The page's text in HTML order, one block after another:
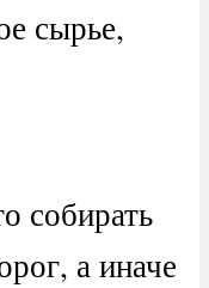
сырье,
собирать
а иначе